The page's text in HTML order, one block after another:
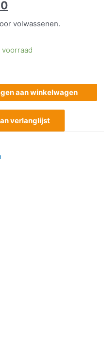
volwassenen.
voorraad
aan winkelwagen
verlanglijst